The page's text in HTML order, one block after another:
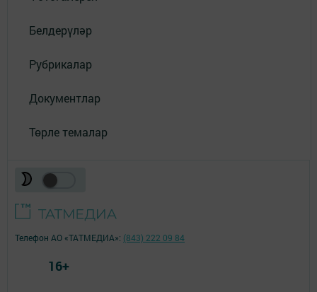
Белдерүләр
Рубрикалар
Документлар
Төрле темалар
Телефон АО «ТАТМЕДИА»: (843) 222 09 84
16+